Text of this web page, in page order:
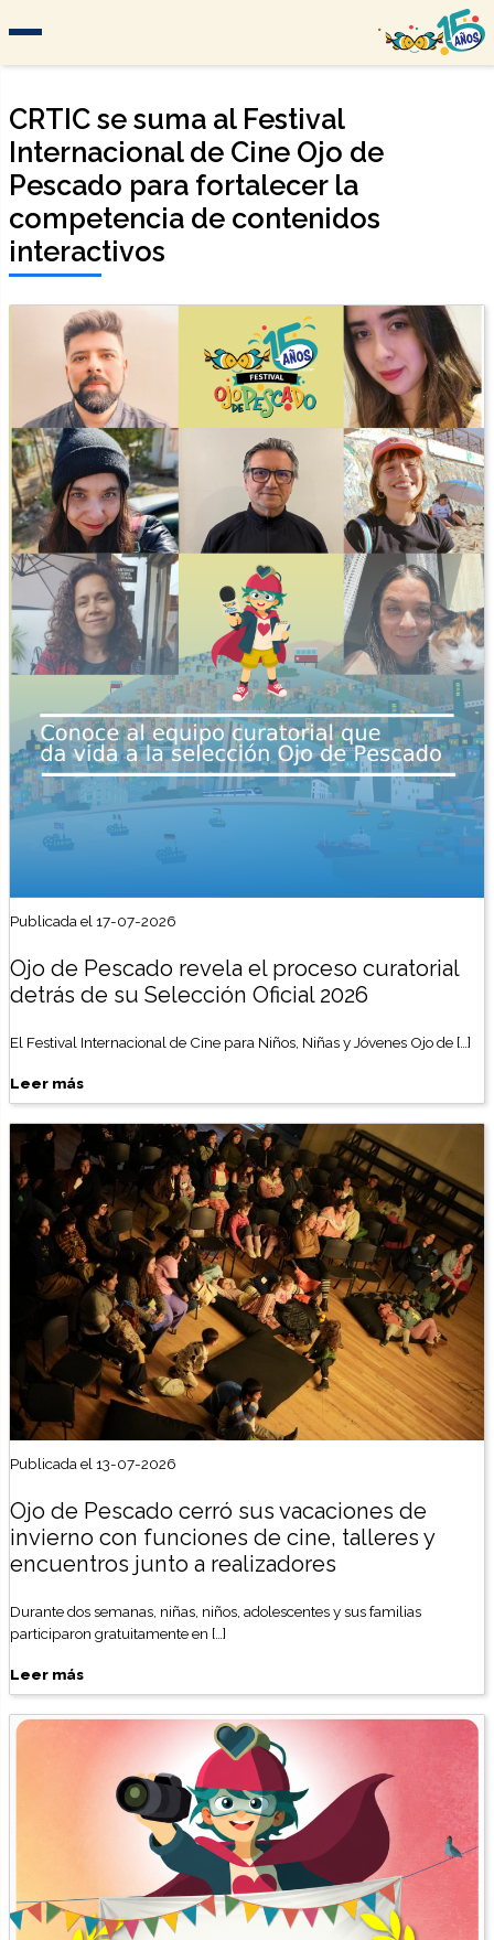
CRTIC se suma al Festival
Internacional de Cine Ojo de
Pescado para fortalecer la
competencia de contenidos
interactivos
Publicada el 17-07-2026
Ojo de Pescado revela el proceso curatorial
detrás de su Selección Oficial 2026
El Festival Internacional de Cine para Niños, Niñas y Jóvenes Ojo de […]
Leer más
Publicada el 13-07-2026
Ojo de Pescado cerró sus vacaciones de
invierno con funciones de cine, talleres y
encuentros junto a realizadores
Durante dos semanas, niñas, niños, adolescentes y sus familias
participaron gratuitamente en […]
Leer más